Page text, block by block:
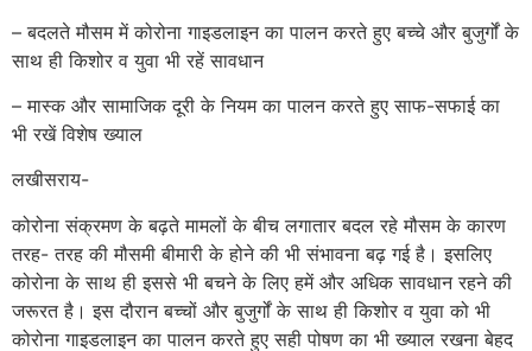
– बदलते मौसम में कोरोना गाइडलाइन का पालन करते हुए बच्चे और बुजुर्गों के
साथ ही किशोर व युवा भी रहें सावधान
– मास्क और सामाजिक दूरी के नियम का पालन करते हुए साफ-सफाई का
भी रखें विशेष ख्याल
लखीसराय-
कोरोना संक्रमण के बढ़ते मामलों के बीच लगातार बदल रहे मौसम के कारण
तरह- तरह की मौसमी बीमारी के होने की भी संभावना बढ़ गई है। इसलिए
कोरोना के साथ ही इससे भी बचने के लिए हमें और अधिक सावधान रहने की
जरूरत है। इस दौरान बच्चों और बुजुर्गों के साथ ही किशोर व युवा को भी
कोरोना गाइडलाइन का पालन करते हुए सही पोषण का भी ख्याल रखना बेहद